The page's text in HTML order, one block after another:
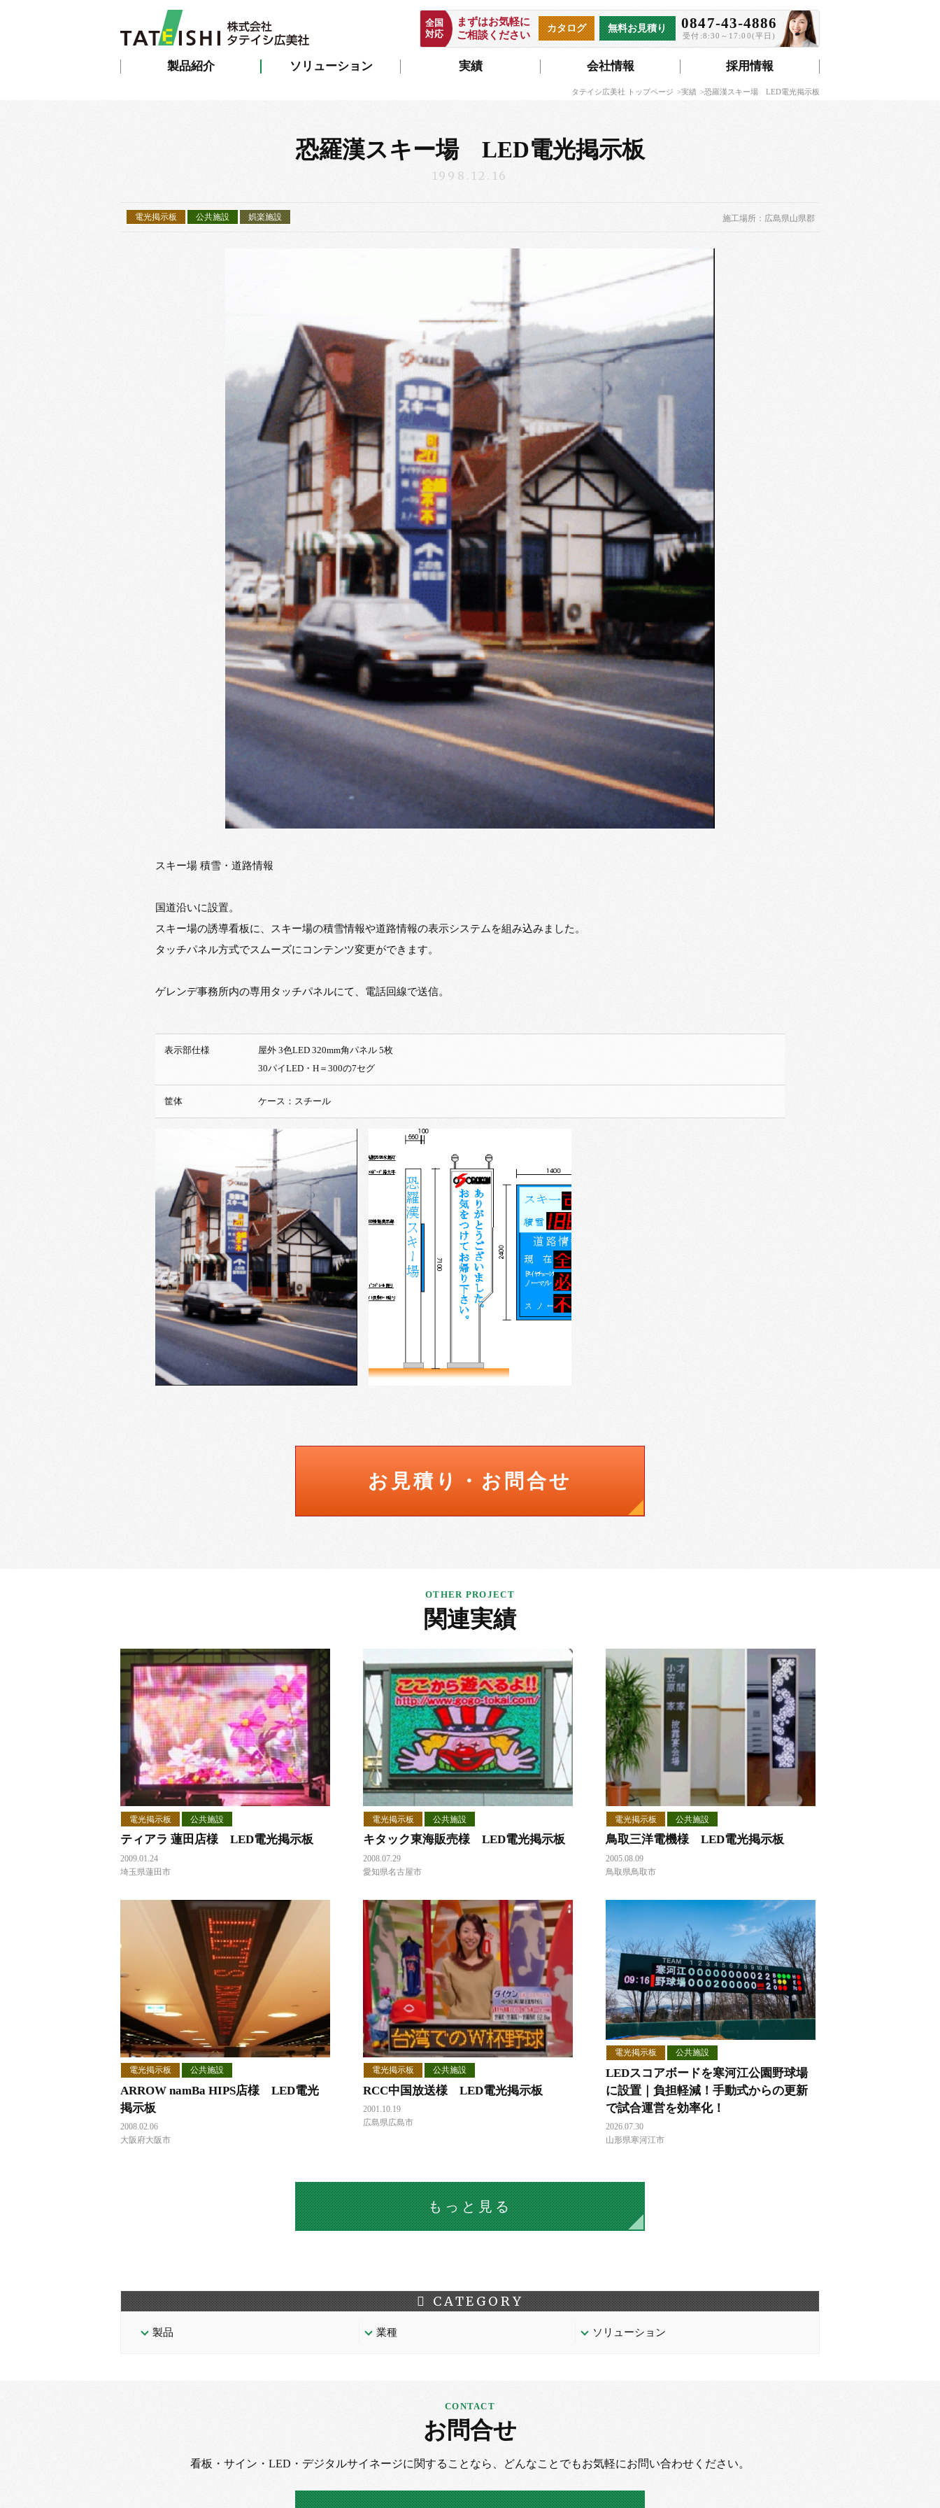
製品紹介 ソリューション 実績 会社情報 採用情報
0847-43-4886
受付:8:30～17:00(平日)
無料お見積り
カタログ
まずはお気軽に
ご相談ください
全国
対応
タテイシ広美社 トップページ 実績 恐羅漢スキー場 LED電光掲示板
恐羅漢スキー場 LED電光掲示板
1998.12.16
電光掲示板 公共施設 娯楽施設 施工場所：広島県山県郡
スキー場 積雪・道路情報
国道沿いに設置。
スキー場の誘導看板に、スキー場の積雪情報や道路情報の表示システムを組み込みました。
タッチパネル方式でスムーズにコンテンツ変更ができます。
ゲレンデ事務所内の専用タッチパネルにて、電話回線で送信。
表示部仕様
屋外 3色LED 320mm角パネル 5枚
30パイLED・H＝300の7セグ
筐体 ケース：スチール
お見積り・お問合せ
関連実績
電光掲示板 公共施設
ティアラ 蓮田店様 LED電光掲示板
2009.01.24
埼玉県蓮田市
電光掲示板 公共施設
キタック東海販売様 LED電光掲示板
2008.07.29
愛知県名古屋市
電光掲示板 公共施設
鳥取三洋電機様 LED電光掲示板
2005.08.09
鳥取県鳥取市
電光掲示板 公共施設
ARROW namBa HIPS店様 LED電光
掲示板
2008.02.06
大阪府大阪市
電光掲示板 公共施設
RCC中国放送様 LED電光掲示板
2001.10.19
広島県広島市
電光掲示板 公共施設
LEDスコアボードを寒河江公園野球場
に設置｜負担軽減！手動式からの更新
で試合運営を効率化！
2026.07.30
山形県寒河江市
もっと見る
CATEGORY
製品 業種 ソリューション
お問合せ
看板・サイン・LED・デジタルサイネージに関することなら、 どんなことでもお気軽にお問い合わせください。